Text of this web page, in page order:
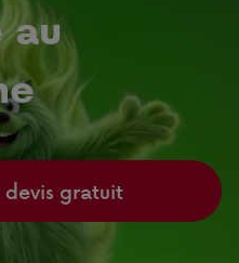
au
devis gratuit